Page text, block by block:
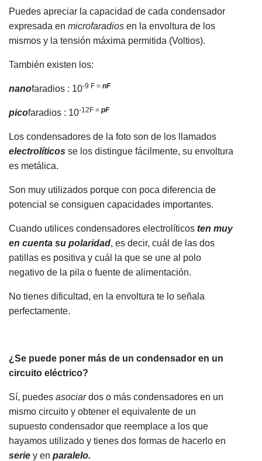
Puedes apreciar la capacidad de cada condensador
expresada en microfaradios en la envoltura de los
mismos y la tensión máxima permitida (Voltios).
También existen los:
nanofaradios : 10-9 F = nF
picofaradios : 10-12F = pF
Los condensadores de la foto son de los llamados
electrolíticos se los distingue fácilmente, su envoltura
es metálica.
Son muy utilizados porque con poca diferencia de
potencial se consiguen capacidades importantes.
Cuando utilices condensadores electrolíticos ten muy
en cuenta su polaridad, es decir, cuál de las dos
patillas es positiva y cuál la que se une al polo
negativo de la pila o fuente de alimentación.
No tienes dificultad, en la envoltura te lo señala
perfectamente.
¿Se puede poner más de un condensador en un
circuito eléctrico?
Sí, puedes asociardos o más condensadores en un
mismo circuito y obtener el equivalente de un
supuesto condensador que reemplace a los que
hayamos utilizado y tienes dos formas de hacerlo en
serie y en paralelo.